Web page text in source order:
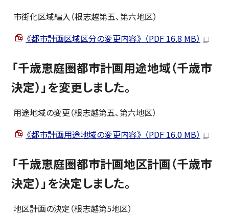
市街化区域編入（根志越第五、第六地区）
《都市計画区域区分の変更内容》 （PDF 16.8 MB）
「千歳恵庭圏都市計画用途地域（千歳市
決定）」を変更しました。
用途地域の変更（根志越第五、第六地区）
《都市計画用途地域の変更内容》 （PDF 16.0 MB）
「千歳恵庭圏都市計画地区計画（千歳市
決定）」を決定しました。
地区計画の決定（根志越第5地区）